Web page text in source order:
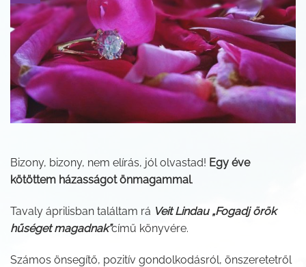
Bizony, bizony, nem elírás, jól olvastad! Egy éve
kötöttem házasságot önmagammal.
Tavaly áprilisban találtam rá Veit Lindau „Fogadj örök
hűséget magadnak”című könyvére.
Számos önsegítő, pozitív gondolkodásról, önszeretetről